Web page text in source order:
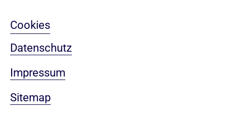
Cookies
Datenschutz
Impressum
Sitemap